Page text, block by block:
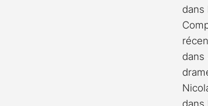
dans
dans
dans